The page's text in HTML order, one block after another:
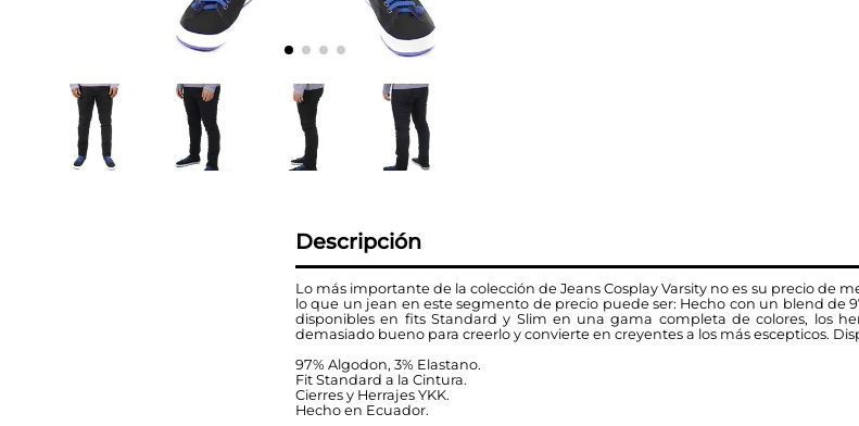
Descripción
Lo más importante de la colección de Jeans Cosplay Varsity no es su precio de
lo que un jean en este segmento de precio puede ser: Hecho con un blend de
disponibles en fits Standard y Slim en una gama completa de colores, los
demasiado bueno para creerlo y convierte en creyentes a los más escepticos.
97% Algodon, 3% Elastano.
Fit Standard a la Cintura.
Cierres y Herrajes YKK.
Hecho en Ecuador.